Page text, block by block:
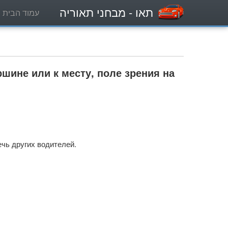
תאו - מבחני תאוריה עמוד הבית
или к месту, поле зрения на
других водителей.